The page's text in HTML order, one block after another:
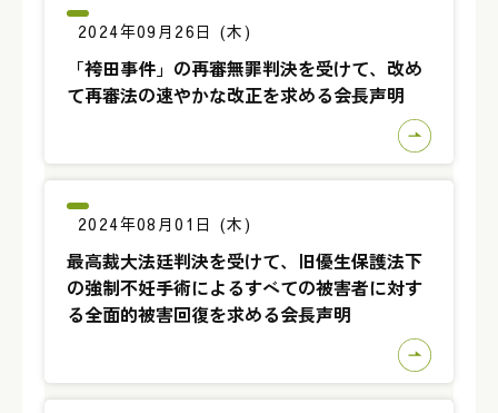
2024年09月26日 (木)
「袴田事件」の再審無罪判決を受けて、改め
て再審法の速やかな改正を求める会長声明
2024年08月01日 (木)
最高裁大法廷判決を受けて、旧優生保護法下
の強制不妊手術によるすべての被害者に対す
る全面的被害回復を求める会長声明